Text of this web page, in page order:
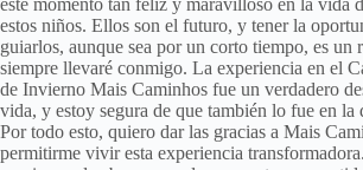
este momento tan feliz y maravilloso en la vida
estos niños. Ellos son el futuro, y tener la
guiarlos, aunque sea por un corto tiempo, es un
siempre llevaré conmigo. La experiencia en el
de Invierno Mais Caminhos fue un verdadero
vida, y estoy segura de que también lo fue en la
Por todo esto, quiero dar las gracias a Mais
permitirme vivir esta experiencia